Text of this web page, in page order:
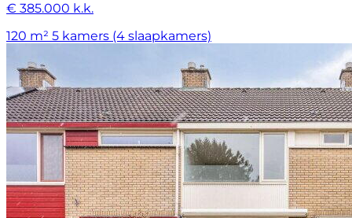
€ 385.000 k.k.
120 m² 5 kamers (4 slaapkamers)